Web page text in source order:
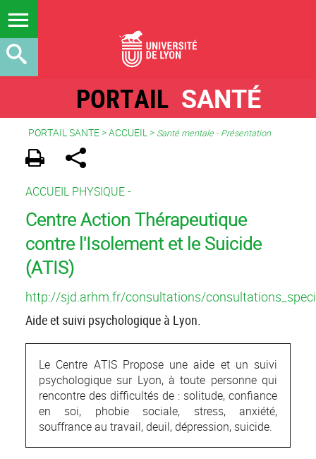
PORTAIL SANTÉ
PORTAIL SANTE>ACCUEIL> Santé mentale - Présentation
ACCUEIL PHYSIQUE -
Centre Action Thérapeutique
contre l'Isolement et le Suicide
(ATIS)
http://sjd.arhm.fr/consultations/
Aide et suivi psychologique à Lyon.
Le Centre ATIS Propose une aide et un suivi
psychologique sur Lyon, à toute personne qui
rencontre des difficultés de : solitude, confiance
en soi, phobie sociale, stress, anxiété,
souffrance au travail, deuil, dépression, suicide.